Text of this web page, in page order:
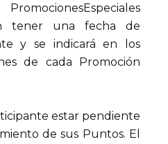
tener una fecha de
y se indicará en los
de cada Promoción
estar pendiente
de sus Puntos. El